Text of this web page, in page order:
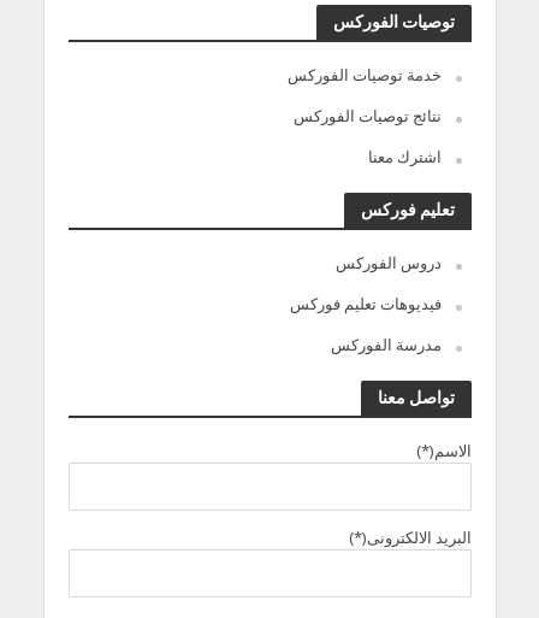
توصيات الفوركس
خدمة توصيات الفوركس
نتائج توصيات الفوركس
اشترك معنا
تعليم فوركس
دروس الفوركس
فيديوهات تعليم فوركس
مدرسة الفوركس
تواصل معنا
الاسم(*)
البريد الالكترونى(*)